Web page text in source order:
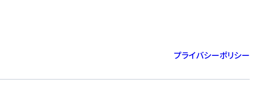
プライバシーポリシー